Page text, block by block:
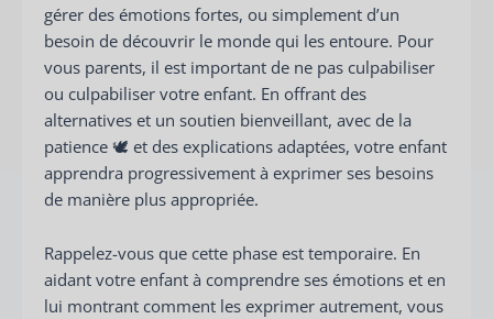
gérer des émotions fortes, ou simplement d’un
besoin de découvrir le monde qui les entoure. Pour
vous parents, il est important de ne pas culpabiliser
ou culpabiliser votre enfant. En offrant des
alternatives et un soutien bienveillant, avec de la
patience 🕊️ et des explications adaptées, votre enfant
apprendra progressivement à exprimer ses besoins
de manière plus appropriée.
Rappelez-vous que cette phase est temporaire. En
aidant votre enfant à comprendre ses émotions et en
lui montrant comment les exprimer autrement, vous